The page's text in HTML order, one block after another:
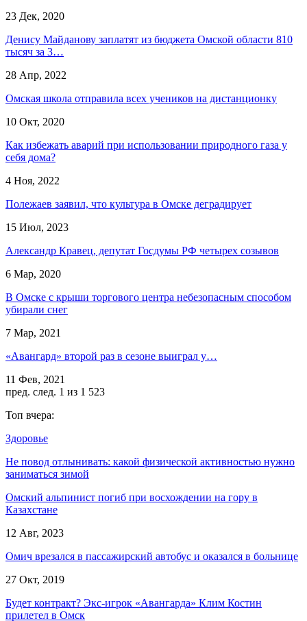
23 Дек, 2020
Денису Майданову заплатят из бюджета Омской области 810
тысяч за 3…
28 Апр, 2022
Омская школа отправила всех учеников на дистанционку
10 Окт, 2020
Как избежать аварий при использовании природного газа у
себя дома?
4 Ноя, 2022
Полежаев заявил, что культура в Омске деградирует
15 Июл, 2023
Александр Кравец, депутат Госдумы РФ четырех созывов
6 Мар, 2020
В Омске с крыши торгового центра небезопасным способом
убирали снег
7 Мар, 2021
«Авангард» второй раз в сезоне выиграл у…
11 Фев, 2021
пред. след. 1 из 1 523
Топ вчера:
Здоровье
Не повод отлынивать: какой физической активностью нужно
заниматься зимой
Омский альпинист погиб при восхождении на гору в
Казахстане
12 Авг, 2023
Омич врезался в пассажирский автобус и оказался в больнице
27 Окт, 2019
Будет контракт? Экс-игрок «Авангарда» Клим Костин
прилетел в Омск